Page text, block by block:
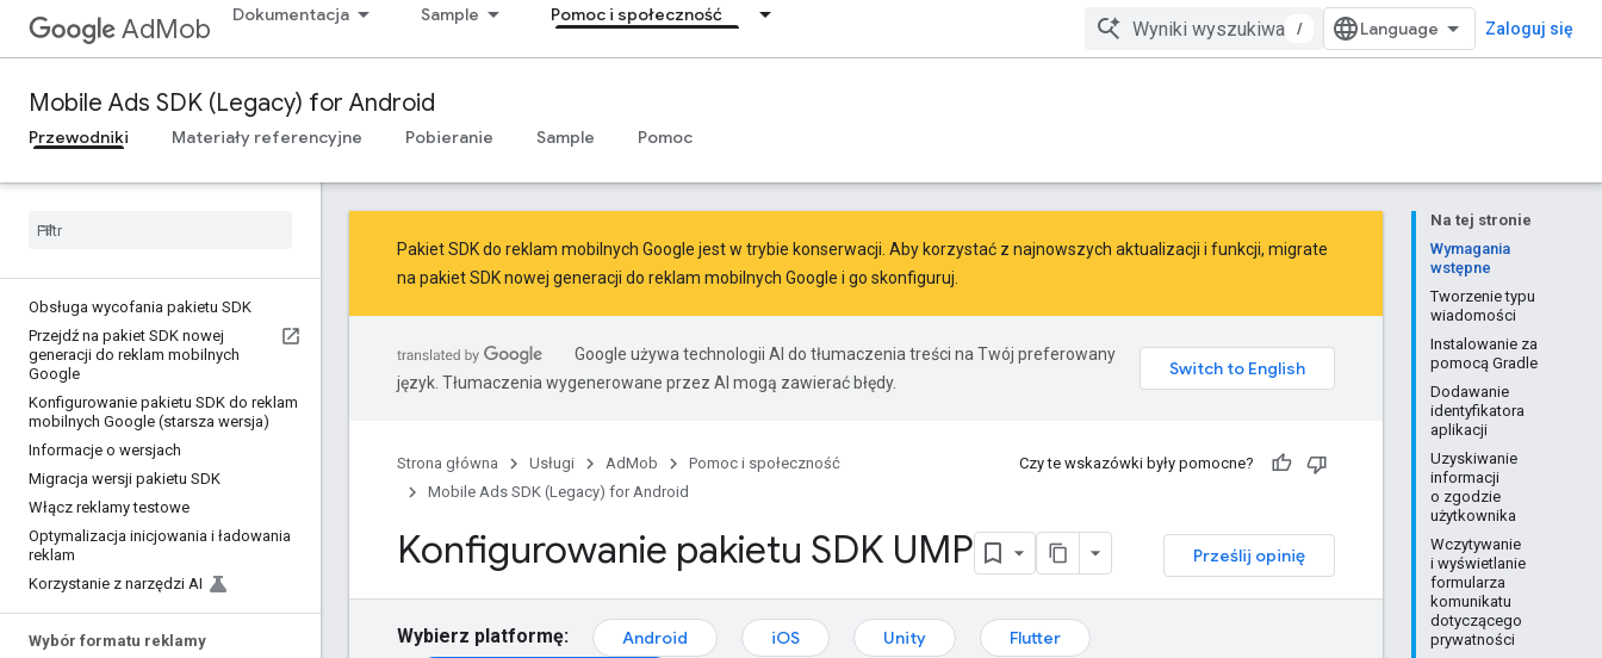
AdMob Dokumentacja Sample Pomoc i społeczność
/ Zaloguj się
Mobile Ads SDK (Legacy) for Android
Przewodniki Materiały referencyjne Pobieranie Sample Pomoc
Obsługa wycofania pakietu SDK
Przejdź na pakiet SDK nowej
generacji do reklam mobilnych
Google
Konfigurowanie pakietu SDK do reklam
mobilnych Google (starsza wersja)
Informacje o wersjach
Migracja wersji pakietu SDK
Włącz reklamy testowe
Optymalizacja inicjowania i ładowania
reklam
Korzystanie z narzędzi AI
Wybór formatu reklamy
Na tej stronie
Wymagania
wstępne
Tworzenie typu
wiadomości
Instalowanie za
pomocą Gradle
Dodawanie
identyfikatora
aplikacji
Uzyskiwanie
informacji
o zgodzie
użytkownika
Wczytywanie
i wyświetlanie
formularza
komunikatu
dotyczącego
prywatności
Pakiet SDK do reklam mobilnych Google jest w trybie konserwacji. Aby korzystać z najnowszych aktualizacji i funkcji, migrate
na pakiet SDK nowej generacji do reklam mobilnych Google i go skonfiguruj.
Google używa technologii AI do tłumaczenia treści na Twój preferowany
język. Tłumaczenia wygenerowane przez AI mogą zawierać błędy.
Strona główna Usługi AdMob
Pomoc i społeczność
Mobile Ads SDK (Legacy) for Android
Czy te wskazówki były pomocne?
Prześlij opinię
Konfigurowanie pakietu SDK UMP
Wybierz platformę: Android iOS Unity
Flutter